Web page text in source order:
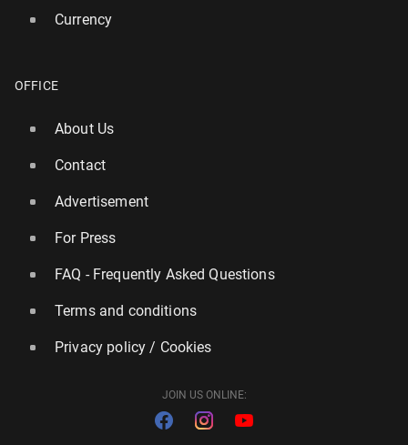
Currency
OFFICE
About Us
Contact
Advertisement
For Press
FAQ - Frequently Asked Questions
Terms and conditions
Privacy policy / Cookies
JOIN US ONLINE: